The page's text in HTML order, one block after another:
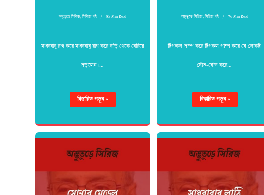
অদ্ভুতুড়ে সিরিজ, সিরিজ বই 85 Min Read
মাধববাবু রাগ করে মাধববাবু রাগ করে বাড়ি থেকে বেরিয়ে
পড়লেন।…
বিস্তারিত পড়ুন »
অদ্ভুতুড়ে সিরিজ, সিরিজ বই 76 Min Read
টিপকল পাম্প করে টিপকল পাম্প করে যে লোকটা
ঘোঁত-ঘোঁত করে…
বিস্তারিত পড়ুন »